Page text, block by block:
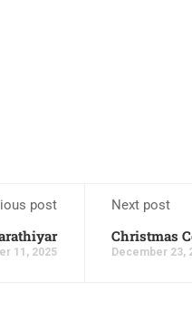
post
11, 2025
Next post
Christmas
December 23,